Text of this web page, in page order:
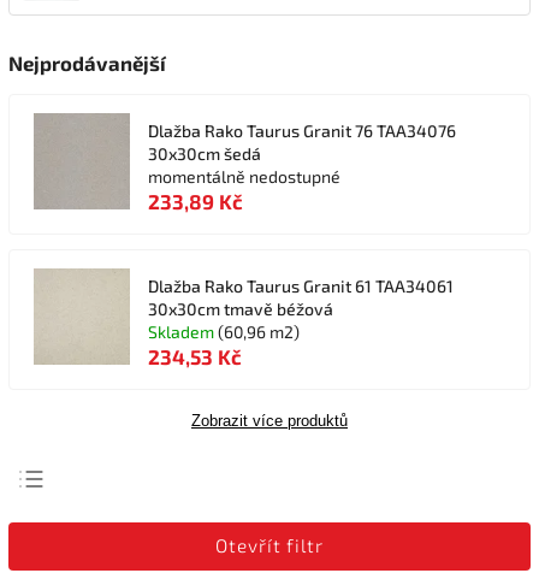
Nejprodávanější
Dlažba Rako Taurus Granit 76 TAA34076
30x30cm šedá
momentálně nedostupné
233,89 Kč
Dlažba Rako Taurus Granit 61 TAA34061
30x30cm tmavě béžová
Skladem(60,96 m2)
234,53 Kč
Zobrazit více produktů
Nejlevnější
Otevřít filtr